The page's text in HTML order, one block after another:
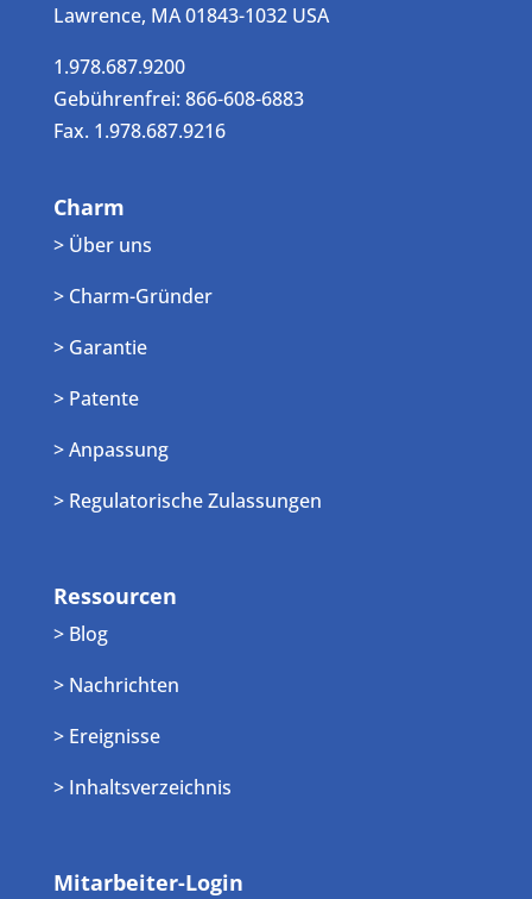
Lawrence, MA 01843-1032 USA
1.978.687.9200
Gebührenfrei: 866-608-6883
Fax. 1.978.687.9216
Charm
> Über uns
> Charm-Gründer
> Garantie
> Patente
> Anpassung
> Regulatorische Zulassungen
Ressourcen
> Blog
> Nachrichten
> Ereignisse
> Inhaltsverzeichnis
Mitarbeiter-Login